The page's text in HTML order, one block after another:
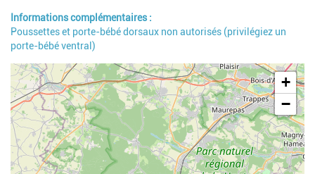
Informations complémentaires
Poussettes et porte-bébé dorsaux non autorisés (privilégiez un
porte-bébé ventral)
Geolocalisation
+
−